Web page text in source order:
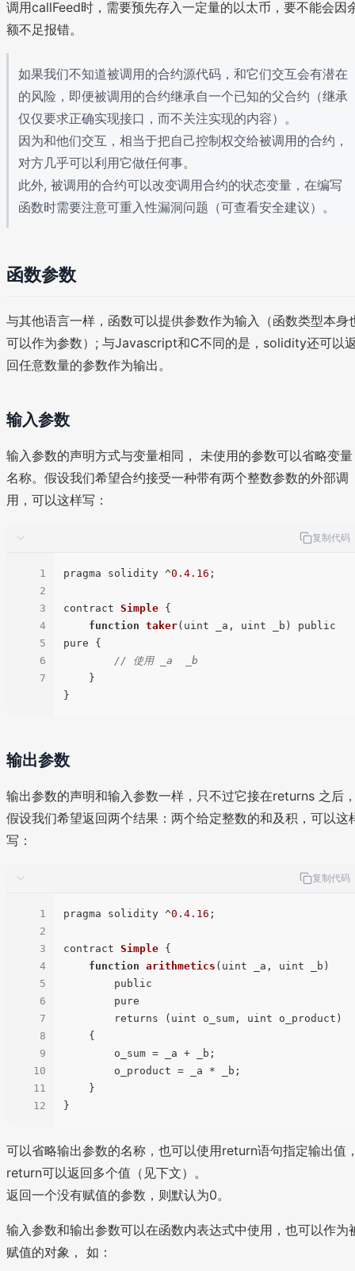
调用callFeed时，需要预先存入一定量的以太币，要不能会因
额不足报错。
如果我们不知道被调用的合约源代码，和它们交互会有潜在
的风险，即便被调用的合约继承自一个已知的父合约（继承
仅仅要求正确实现接口，而不关注实现的内容）。
因为和他们交互，相当于把自己控制权交给被调用的合约，
对方几乎可以利用它做任何事。
此外, 被调用的合约可以改变调用合约的状态变量，在编写
函数时需要注意可重入性漏洞问题（可查看安全建议）。
函数参数
与其他语言一样，函数可以提供参数作为输入（函数类型本身
可以作为参数）; 与Javascript和C不同的是，solidity还可以
回任意数量的参数作为输出。
输入参数
输入参数的声明方式与变量相同， 未使用的参数可以省略变量
名称。假设我们希望合约接受一种带有两个整数参数的外部调
用，可以这样写：
复制代码
1
2
3
4
5
6
7
pragma solidity ^0.4 .16 ;
contract Simple {
function taker( uint _a, uint _b ) public
pure {
// 使用 _a  _b
输出参数
输出参数的声明和输入参数一样，只不过它接在returns 之后
假设我们希望返回两个结果：两个给定整数的和及积，可以这
写：
复制代码
1
2
3
4
5
6
7
8
9
10
11
12
pragma solidity ^0.4 .16 ;
contract Simple {
function arithmetics ( uint _a, uint _b )
可以省略输出参数的名称，也可以使用return语句指定输出值
return可以返回多个值（见下文）。
返回一个没有赋值的参数，则默认为0。
输入参数和输出参数可以在函数内表达式中使用，也可以作为
赋值的对象， 如：